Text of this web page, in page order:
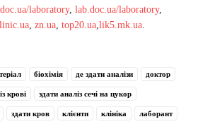
laboratory, lab.doc.ua/laboratory,
zn.ua top20.ua lik5.mk.ua
біохімія де здати аналізи доктор
крові здати аналіз сечі на цукор
здати кров клієнти клініка лаборант